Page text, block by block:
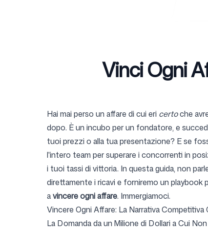
Prezzi
Strumenti gratuiti
Vinci Ogni
Hai mai perso un affare di cui eri certoche
dopo. È un incubo per un fondatore, e
tuoi prezzi o alla tua presentazione? E se
l'intero team per superare i concorrenti in
i tuoi tassi di vittoria. In questa guida, non
direttamente i ricavi e forniremo un playbook
avincere ogni affare. Immergiamoci.
Vincere Ogni Affare: La Narrativa Competitiva
La Domanda da un Milione di Dollari a Cui